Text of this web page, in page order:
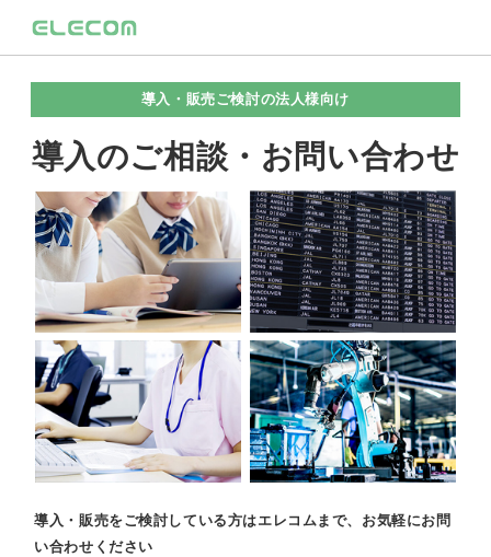
導入・販売ご検討の法人様向け
導入のご相談・お問い合わせ
導入・販売をご検討している方はエレコムまで、お気軽にお問
い合わせください